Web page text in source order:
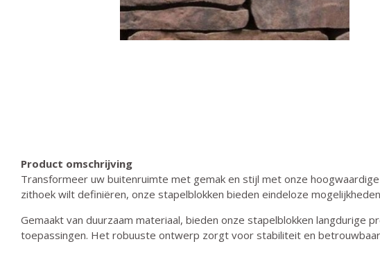
Product omschrijving
Transformeer uw buitenruimte met gemak en stijl met onze
zithoek wilt definiëren, onze stapelblokken bieden eindeloze
Gemaakt van duurzaam materiaal, bieden onze stapelblokken
toepassingen. Het robuuste ontwerp zorgt voor stabiliteit en